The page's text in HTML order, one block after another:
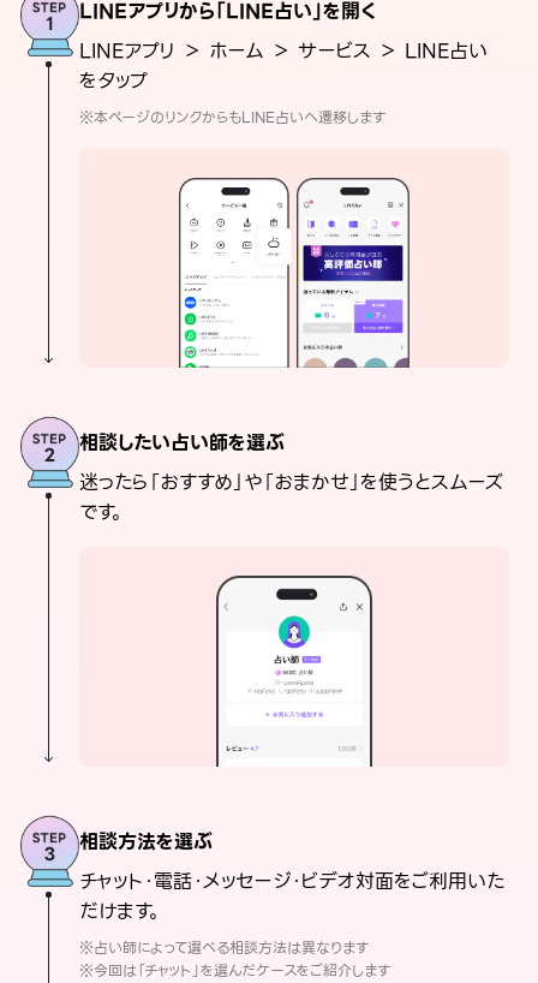
LINEアプリから「LINE占い」を開く
LINEアプリ ＞ ホーム ＞ サービス ＞ LINE占い
をタップ
※本ページのリンクからもLINE占いへ遷移します
相談したい占い師を選ぶ
迷ったら「おすすめ」や「おまかせ」を使うとスムーズ
です。
相談方法を選ぶ
チャット・電話・メッセージ・ビデオ対面をご利用いた
だけます。
※占い師によって選べる相談方法は異なります
※今回は「チャット」を選んだケースをご紹介します